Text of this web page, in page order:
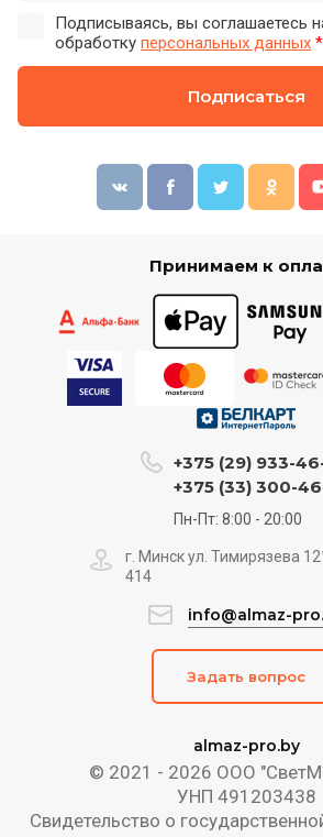
Подписываясь, вы соглашаетесь
обработку персональных данных *
Подписаться
Принимаем к
almaz-pro.by
© 2021 - 2026 ООО
УНП 491203438
Свидетельство о
+375 (29) 933-
+375 (33) 300-
Пн-Пт: 8:00 - 20:00
г. Минск ул. Тимирязева
414
info@almaz-
Задать вопрос